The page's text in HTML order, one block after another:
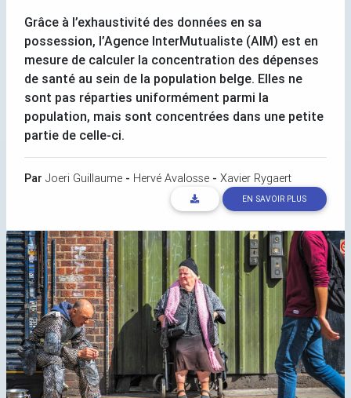
Grâce à l’exhaustivité des données en sa
possession, l’Agence InterMutualiste (AIM) est en
mesure de calculer la concentration des dépenses
de santé au sein de la population belge. Elles ne
sont pas réparties uniformément parmi la
population, mais sont concentrées dans une petite
partie de celle-ci.
Par Joeri Guillaume - Hervé Avalosse - Xavier Rygaert
EN SAVOIR PLUS